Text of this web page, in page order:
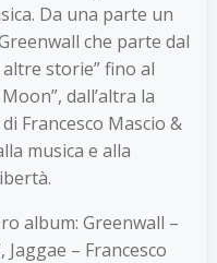
Da una parte un
che parte dal
storie” fino al
dall’altra la
Francesco Mascio &
musica e alla
album: Greenwall –
– Francesco